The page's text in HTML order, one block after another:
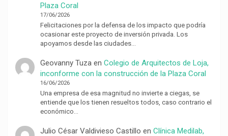
Plaza Coral
17/06/2026
Felicitaciones por la defensa de los impacto que podría
ocasionar este proyecto de inversión privada. Los
apoyamos desde las ciudades…
Geovanny Tuzaen Colegio de Arquitectos de Loja,
inconforme con la construcción de la Plaza Coral
16/06/2026
Una empresa de esa magnitud no invierte a ciegas, se
entiende que los tienen resueltos todos, caso contrario el
económico…
Julio César Valdivieso Castillo en Clínica Medilab,